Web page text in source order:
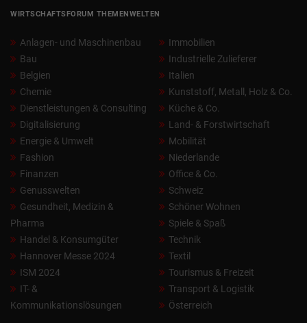
WIRTSCHAFTSFORUM THEMENWELTEN
Anlagen- und Maschinenbau
Bau
Belgien
Chemie
Dienstleistungen & Consulting
Digitalisierung
Energie & Umwelt
Fashion
Finanzen
Genusswelten
Gesundheit, Medizin &
Pharma
Handel & Konsumgüter
Hannover Messe 2024
ISM 2024
IT- &
Kommunikationslösungen
Immobilien
Industrielle Zulieferer
Italien
Kunststoff, Metall, Holz & Co.
Küche & Co.
Land- & Forstwirtschaft
Mobilität
Niederlande
Office & Co.
Schweiz
Schöner Wohnen
Spiele & Spaß
Technik
Textil
Tourismus & Freizeit
Transport & Logistik
Österreich